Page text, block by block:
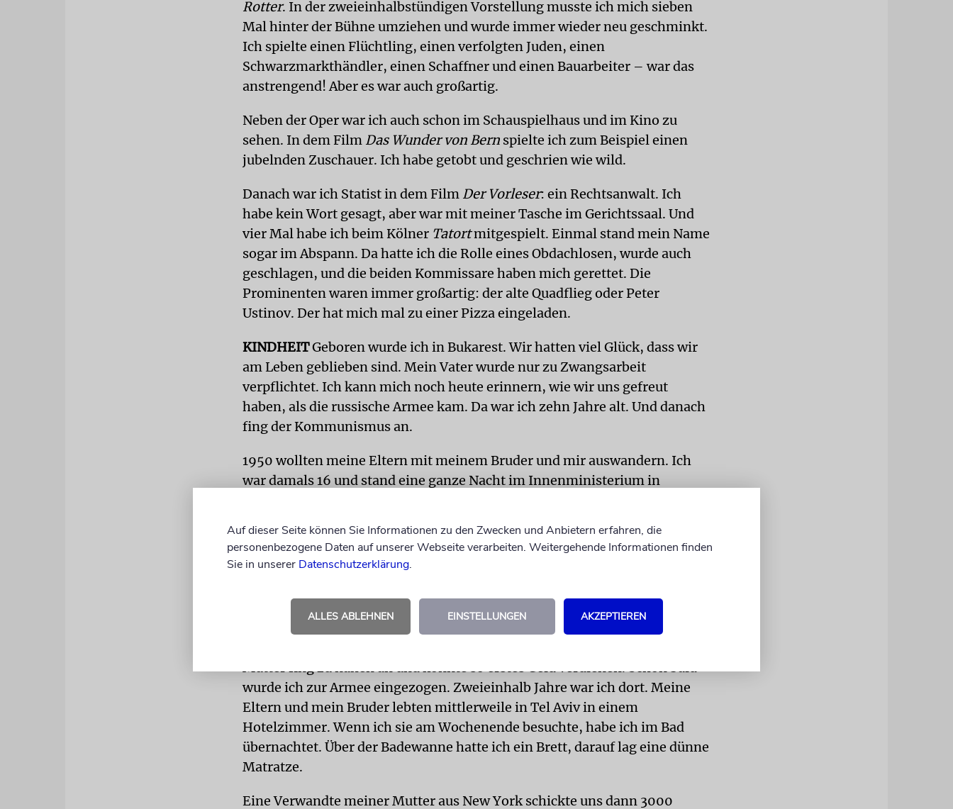
Rotter. In der zweieinhalbstündigen Vorstellung musste ich mich sieben
Mal hinter der Bühne umziehen und wurde immer wieder neu geschminkt.
Ich spielte einen Flüchtling, einen verfolgten Juden, einen
Schwarzmarkthändler, einen Schaffner und einen Bauarbeiter – war das
anstrengend! Aber es war auch großartig.
Neben der Oper war ich auch schon im Schauspielhaus und im Kino zu
sehen. In dem Film Das Wunder von Bern spielte ich zum Beispiel einen
jubelnden Zuschauer. Ich habe getobt und geschrien wie wild.
Danach war ich Statist in dem Film Der Vorleser: ein Rechtsanwalt. Ich
habe kein Wort gesagt, aber war mit meiner Tasche im Gerichtssaal. Und
vier Mal habe ich beim Kölner Tatortmitgespielt. Einmal stand mein Name
sogar im Abspann. Da hatte ich die Rolle eines Obdachlosen, wurde auch
geschlagen, und die beiden Kommissare haben mich gerettet. Die
Prominenten waren immer großartig: der alte Quadflieg oder Peter
Ustinov. Der hat mich mal zu einer Pizza eingeladen.
KINDHEITGeboren wurde ich in Bukarest. Wir hatten viel Glück, dass wir
am Leben geblieben sind. Mein Vater wurde nur zu Zwangsarbeit
verpflichtet. Ich kann mich noch heute erinnern, wie wir uns gefreut
haben, als die russische Armee kam. Da war ich zehn Jahre alt. Und danach
fing der Kommunismus an.
1950 wollten meine Eltern mit meinem Bruder und mir auswandern. Ich
war damals 16 und stand eine ganze Nacht im Innenministerium in
100 Dollar für jeden Juden, den sie gehen ließ.
Mit dem Schiff »Transilvania« ging die Reise von Constanza nach Haifa.
Regierungsbusse zu unserer ersten Bleibe: einem Zelt in der Wüste.
wurde ich zur Armee eingezogen. Zweieinhalb Jahre war ich dort. Meine
Eltern und mein Bruder lebten mittlerweile in Tel Aviv in einem
Hotelzimmer. Wenn ich sie am Wochenende besuchte, habe ich im Bad
übernachtet. Über der Badewanne hatte ich ein Brett, darauf lag eine dünne
Matratze.
Eine Verwandte meiner Mutter aus New York schickte uns dann 3000
Auf dieser Seite können Sie Informationen zu den Zwecken und Anbietern erfahren, die
personenbezogene Daten auf unserer Webseite verarbeiten. Weitergehende Informationen finden
Sie in unserer Datenschutzerklärung.
ALLES ABLEHNEN EINSTELLUNGEN AKZEPTIEREN